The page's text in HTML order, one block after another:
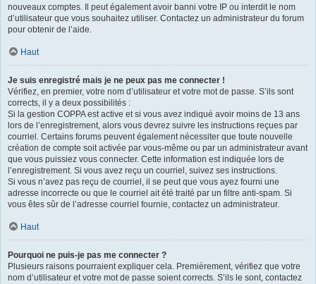
nouveaux comptes. Il peut également avoir banni votre IP ou interdit le nom
d’utilisateur que vous souhaitez utiliser. Contactez un administrateur du forum
pour obtenir de l’aide.
Haut
Je suis enregistré mais je ne peux pas me connecter !
Vérifiez, en premier, votre nom d’utilisateur et votre mot de passe. S’ils sont
corrects, il y a deux possibilités :
Si la gestion COPPA est active et si vous avez indiqué avoir moins de 13 ans
lors de l’enregistrement, alors vous devrez suivre les instructions reçues par
courriel. Certains forums peuvent également nécessiter que toute nouvelle
création de compte soit activée par vous-même ou par un administrateur avant
que vous puissiez vous connecter. Cette information est indiquée lors de
l’enregistrement. Si vous avez reçu un courriel, suivez ses instructions.
Si vous n’avez pas reçu de courriel, il se peut que vous ayez fourni une
adresse incorrecte ou que le courriel ait été traité par un filtre anti-spam. Si
vous êtes sûr de l’adresse courriel fournie, contactez un administrateur.
Haut
Pourquoi ne puis-je pas me connecter ?
Plusieurs raisons pourraient expliquer cela. Premièrement, vérifiez que votre
nom d’utilisateur et votre mot de passe soient corrects. S’ils le sont, contactez